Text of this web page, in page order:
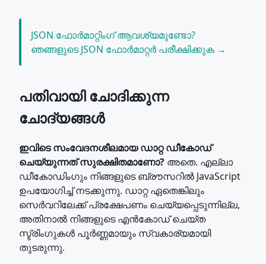
JSON ഫോർമാറ്റിംഗ് ആവശ്യമുണ്ടോ?
ഞങ്ങളുടെ JSON ഫോർമാറ്റർ പരീക്ഷിക്കുക →
പതിവായി ചോദിക്കുന്ന
ചോദ്യങ്ങൾ
ഇവിടെ സംവേദനശീലമായ ഡാറ്റ ഡീകോഡ്
ചെയ്യുന്നത് സുരക്ഷിതമാണോ? അതെ. എല്ലാ
ഡീകോഡിംഗും നിങ്ങളുടെ ബ്രൗസറിൽ JavaScript
ഉപയോഗിച്ച് നടക്കുന്നു. ഡാറ്റ ഏതെങ്കിലും
സെർവറിലേക്ക് പ്രക്ഷേപണം ചെയ്യപ്പെടുന്നില്ല,
അതിനാൽ നിങ്ങളുടെ എൻകോഡ് ചെയ്ത
സ്ട്രിംഗുകൾ പൂർണ്ണമായും സ്വകാര്യമായി
തുടരുന്നു.